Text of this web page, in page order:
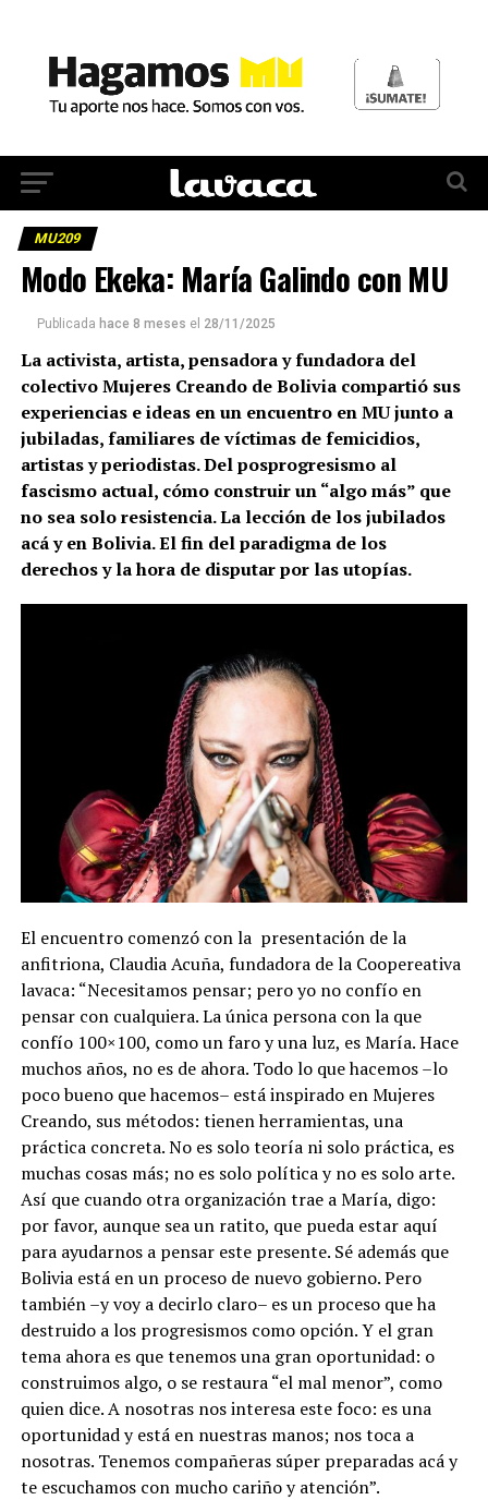
MU209
Modo Ekeka: María Galindo con MU
Publicada hace 8 meses el 28/11/2025
La activista, artista, pensadora y fundadora del
colectivo Mujeres Creando de Bolivia compartió sus
experiencias e ideas en un encuentro en MU junto a
jubiladas, familiares de víctimas de femicidios,
artistas y periodistas. Del posprogresismo al
fascismo actual, cómo construir un “algo más” que
no sea solo resistencia. La lección de los jubilados
acá y en Bolivia. El fin del paradigma de los
derechos y la hora de disputar por las utopías.
El encuentro comenzó con la presentación de la
anfitriona, Claudia Acuña, fundadora de la Coopereativa
lavaca: “Necesitamos pensar; pero yo no confío en
pensar con cualquiera. La única persona con la que
confío 100×100, como un faro y una luz, es María. Hace
muchos años, no es de ahora. Todo lo que hacemos –lo
poco bueno que hacemos– está inspirado en Mujeres
Creando, sus métodos: tienen herramientas, una
práctica concreta. No es solo teoría ni solo práctica, es
muchas cosas más; no es solo política y no es solo arte.
Así que cuando otra organización trae a María, digo:
por favor, aunque sea un ratito, que pueda estar aquí
para ayudarnos a pensar este presente. Sé además que
Bolivia está en un proceso de nuevo gobierno. Pero
también –y voy a decirlo claro– es un proceso que ha
destruido a los progresismos como opción. Y el gran
tema ahora es que tenemos una gran oportunidad: o
construimos algo, o se restaura “el mal menor”, como
quien dice. A nosotras nos interesa este foco: es una
oportunidad y está en nuestras manos; nos toca a
nosotras. Tenemos compañeras súper preparadas acá y
te escuchamos con mucho cariño y atención”.